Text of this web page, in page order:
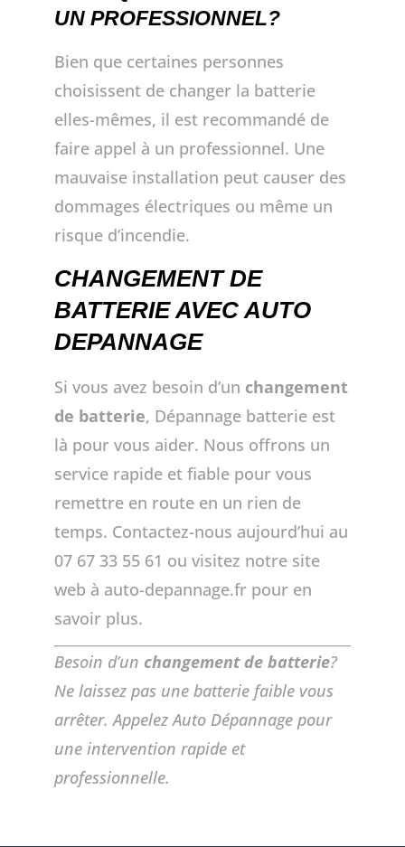
UN PROFESSIONNEL?
Bien que certaines personnes
choisissent de changer la batterie
elles-mêmes, il est recommandé de
faire appel à un professionnel. Une
mauvaise installation peut causer des
dommages électriques ou même un
risque d’incendie.
CHANGEMENT DE
BATTERIE AVEC AUTO
DEPANNAGE
Si vous avez besoin d’un changement
de batterie, Dépannage batterie est
là pour vous aider. Nous offrons un
service rapide et fiable pour vous
remettre en route en un rien de
temps. Contactez-nous aujourd’hui au
07 67 33 55 61 ou visitez notre site
web à auto-depannage.fr pour en
savoir plus.
Besoin d’un changement de batterie?
Ne laissez pas une batterie faible vous
arrêter. Appelez Auto Dépannage pour
une intervention rapide et
professionnelle.